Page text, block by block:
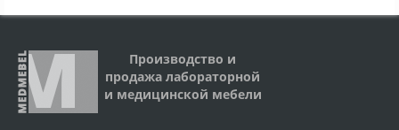
Производство и
продажа лабораторной
и медицинской мебели